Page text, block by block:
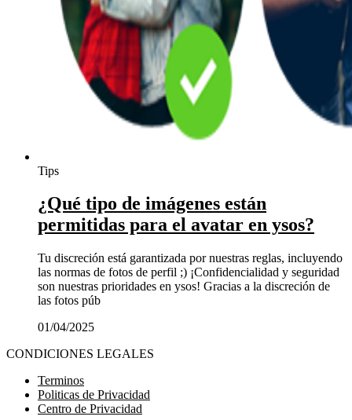
Tips
¿Qué tipo de imágenes están
permitidas para el avatar en ysos?
Tu discreción está garantizada por nuestras reglas, incluyendo
las normas de fotos de perfil ;) ¡Confidencialidad y seguridad
son nuestras prioridades en ysos! Gracias a la discreción de
las fotos púb
01/04/2025
CONDICIONES LEGALES
Terminos
Politicas de Privacidad
Centro de Privacidad